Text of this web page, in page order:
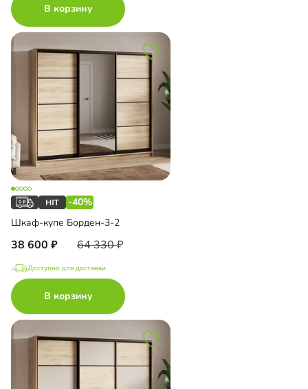
В корзину
-40%
Шкаф-купе Борден-3-2
38 600 64 330
Доступно для доставки
В корзину